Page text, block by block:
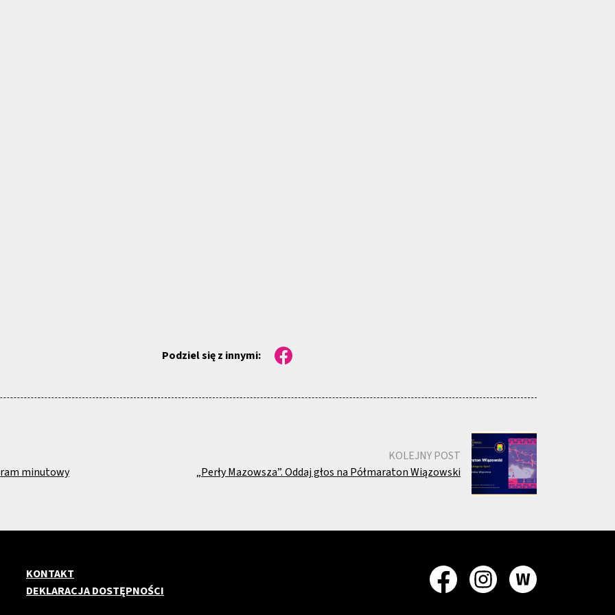
Podziel się z innymi:
minutowy
KOLEJNY POST
„Perły Mazowsza”. Oddaj głos na Półmaraton Wiązowski
KONTAKT
DEKLARACJA DOSTĘPNOŚCI